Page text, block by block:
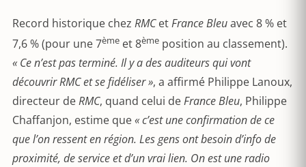
Record historique chez RMCetFrance Bleuavec 8 % et
7,6 % (pour une 7ème et 8ème position au classement).
« Ce n’est pas terminé. Il y a des auditeurs qui vont
découvrir RMC et se fidéliser », a affirmé Philippe Lanoux,
directeur deRMC, quand celui deFrance Bleu, Philippe
Chaffanjon, estime que« c’est une confirmation de ce
que l’on ressent en région. Les gens ont besoin d’info de
proximité, de service et d’un vrai lien. On est une radio